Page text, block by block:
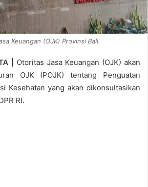
Keuangan (OJK) Provinsi Bali.
|
Otoritas Jasa Keuangan (OJK) akan
OJK (POJK) tentang Penguatan
Kesehatan yang akan dikonsultasikan
RI.